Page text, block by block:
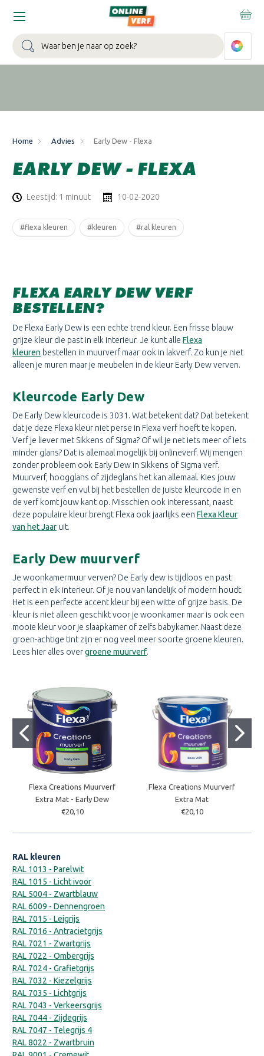
Zoeken
WIN EEN BALLONVAART:Bij besteding vanaf €100,- aan Sikkens
muurverf en/of lak.
Bekijk actie >
Home Advies Early Dew - Flexa
EARLY DEW - FLEXA
Leestijd: 1 minuut 10-02-2020
#flexa kleuren #kleuren #ral kleuren
FLEXA EARLY DEW VERF
BESTELLEN?
De Flexa Early Dew is een echte trend kleur. Een frisse blauw
grijze kleur die past in elk interieur. Je kunt alle Flexa
kleuren bestellen in muurverf maar ook in lakverf. Zo kun je niet
alleen je muren maar je meubelen in de kleur Early Dew verven.
Kleurcode Early Dew
De Early Dew kleurcode is 3031. Wat betekent dat? Dat betekent
dat je deze Flexa kleur niet perse in Flexa verf hoeft te kopen.
Verf je liever met Sikkens of Sigma? Of wil je net iets meer of iets
minder glans? Dat is allemaal mogelijk bij onlineverf. Wij mengen
zonder probleem ook Early Dew in Sikkens of Sigma verf.
Muurverf, hoogglans of zijdeglans het kan allemaal. Kies jouw
gewenste verf en vul bij het bestellen de juiste kleurcode in en
de verf komt jouw kant op. Misschien ook interessant, naast
deze populaire kleur brengt Flexa ook jaarlijks een Flexa Kleur
van het Jaar uit.
Early Dew muurverf
Je woonkamermuur verven? De Early dew is tijdloos en past
perfect in elk interieur. Of je nou van landelijk of modern houdt.
Het is een perfecte accent kleur bij een witte of grijze basis. De
kleur is niet alleen geschikt voor je woonkamer maar is ook een
mooie kleur voor je slaapkamer of zelfs babykamer. Naast deze
groen-achtige tint zijn er nog veel meer soorte groene kleuren.
Lees hier alles overgroene muurverf.
Flexa Creations Muurverf
Extra Mat - Early Dew
€20,10
Flexa Creations Muurverf
Extra Mat
€20,10
RAL kleuren
RAL 1013 - Parelwit
RAL 1015 - Licht ivoor
RAL 5004 - Zwartblauw
RAL 6009 - Dennengroen
RAL 7015 - Leigrijs
RAL 7016 - Antracietgrijs
RAL 7021 - Zwartgrijs
RAL 7022 - Ombergrijs
RAL 7024 - Grafietgrijs
RAL 7032 - Kiezelgrijs
RAL 7035 - Lichtgrijs
RAL 7043 - Verkeersgrijs
RAL 7044 - Zijdegrijs
RAL 7047 - Telegrijs 4
RAL 8022 - Zwartbruin